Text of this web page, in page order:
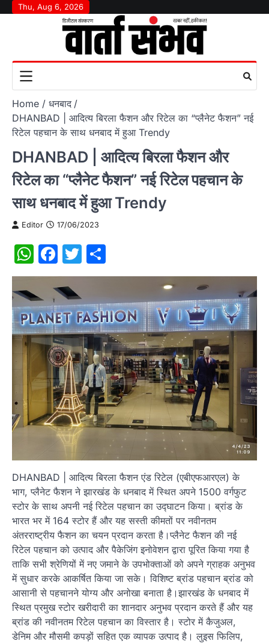
SkipThu, Aug 6, 2026
Home
धनबाद
DHANBAD | आदित्य बिरला फैशन और रिटेल का “प्लैनेट फैशन” नई
रिटेल पहचान के साथ धनबाद में हुआ Trendy
DHANBAD | आदित्य बिरला फैशन और
रिटेल का “प्लैनेट फैशन” नई रिटेल पहचान के
साथ धनबाद में हुआ Trendy
Editor 17/06/2023
WhatsApp
Facebook
Twitter
DHANBAD | आदित्य बिरला फैशन एंड रिटेल (एबीएफआरएल) के
भाग, प्लैनेट फैशन ने झारखंड के धनबाद में स्थित अपने 1500 वर्गफुट
स्टोर के साथ अपनी नई रिटेल पहचान का उद्घाटन किया। ब्रांड के
भारत भर में 164 स्टोर हैं और यह सस्ती कीमतों पर नवीनतम
अंतरराष्ट्रीय फैशन का चयन प्रदान करता है।प्लैनेट फैशन की नई
रिटेल पहचान को उत्पाद और पैकेजिंग इनोवेशन द्वारा पूरित किया गया है
ताकि सभी श्रेणियों में नए जमाने के उपभोक्ताओं को अपने ग्राहक अनुभव
में सुधार करके आकर्षित किया जा सके। विशिष्ट ब्रांड पहचान ब्रांड को
आसानी से पहचानने योग्य और अनोखा बनाता है।झारखंड के धनबाद में
स्थित प्रमुख स्टोर खरीदारी का शानदार अनुभव प्रदान करते हैं और यह
ब्रांड की नवीनतम रिटेल पहचान का विस्तार है। स्टोर में कैजुअल,
डेनिम और मौसमी कपड़ों सहित एक व्यापक उत्पाद है। लुइस फिलिप,